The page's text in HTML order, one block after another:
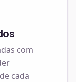
com
cada